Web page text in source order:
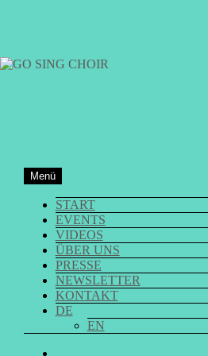
GO SING CHOIR
Menü
START
EVENTS
VIDEOS
ÜBER UNS
PRESSE
NEWSLETTER
KONTAKT
DE
EN